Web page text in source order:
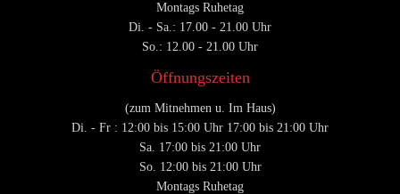
Montags Ruhetag
Di. - Sa.: 17.00 - 21.00 Uhr
So.: 12.00 - 21.00 Uhr
Öffnungszeiten
(zum Mitnehmen u. Im Haus)
Di. - Fr : 12:00 bis 15:00 Uhr 17:00 bis 21:00 Uhr
Sa. 17:00 bis 21:00 Uhr
So. 12:00 bis 21:00 Uhr
Montags Ruhetag